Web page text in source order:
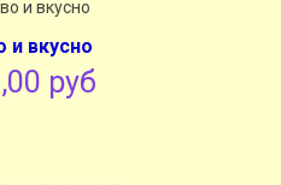
и вкусно
руб